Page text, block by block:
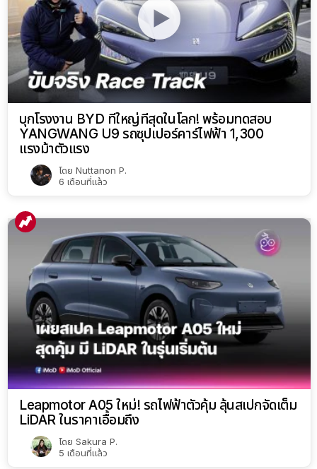
บุกโรงงาน BYD ที่ใหญ่ที่สุดในโลก! พร้อมทดสอบ
YANGWANG U9 รถซุปเปอร์คาร์ไฟฟ้า 1,300
แรงม้าตัวแรง
โดย Nuttanon P.
6 เดือนที่แล้ว
Leapmotor A05 ใหม่! รถไฟฟ้าตัวคุ้ม ลุ้นสเปกจัดเต็ม
LiDAR ในราคาเอื้อมถึง
โดย Sakura P.
5 เดือนที่แล้ว